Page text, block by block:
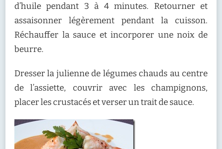
d’huile pendant 3 à 4 minutes. Retourner et
assaisonner légèrement pendant la cuisson.
Réchauffer la sauce et incorporer une noix de
beurre.
Dresser la julienne de légumes chauds au centre
de l’assiette, couvrir avec les champignons,
placer les crustacés et verser un trait de sauce.